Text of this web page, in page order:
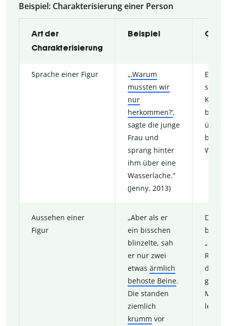
Beispiel: Charakterisierung einer Person
Art der
Charakterisierung
Beispiel
Sprache einer Figur „‚Warum
mussten wir
nur
herkommen?‘,
sagte die junge
Frau und
sprang hinter
ihm über eine
Wasserlache.“
(Jenny, 2013)
Eine
sich
über
bei
Aussehen einer
Figur
„Aber als er
ein bisschen
blinzelte, sah
er nur zwei
etwas ärmlich
behoste Beine.
Die standen
ziemlich
krumm vor
Die
lebt.